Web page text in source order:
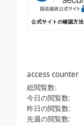
公式サイトの確認方法
access counter
総閲覧数:
今日の閲覧数:
昨日の閲覧数:
先週の閲覧数: